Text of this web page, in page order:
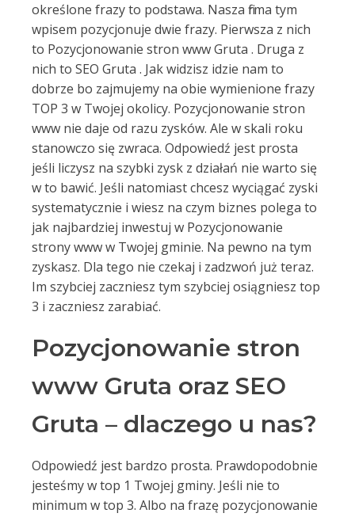
określone frazy to podstawa. Nasza firma tym
wpisem pozycjonuje dwie frazy. Pierwsza z nich
to Pozycjonowanie stron www Gruta . Druga z
nich to SEO Gruta . Jak widzisz idzie nam to
dobrze bo zajmujemy na obie wymienione frazy
TOP 3 w Twojej okolicy. Pozycjonowanie stron
www nie daje od razu zysków. Ale w skali roku
stanowczo się zwraca. Odpowiedź jest prosta
jeśli liczysz na szybki zysk z działań nie warto się
w to bawić. Jeśli natomiast chcesz wyciągać zyski
systematycznie i wiesz na czym biznes polega to
jak najbardziej inwestuj w Pozycjonowanie
strony www w Twojej gminie. Na pewno na tym
zyskasz. Dla tego nie czekaj i zadzwoń już teraz.
Im szybciej zaczniesz tym szybciej osiągniesz top
3 i zaczniesz zarabiać.
Pozycjonowanie stron
www Gruta oraz SEO
Gruta – dlaczego u nas?
Odpowiedź jest bardzo prosta. Prawdopodobnie
jesteśmy w top 1 Twojej gminy. Jeśli nie to
minimum w top 3. Albo na frazę pozycjonowanie